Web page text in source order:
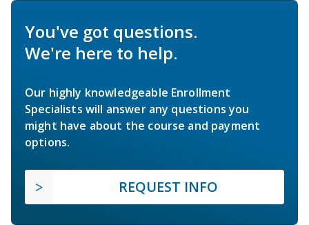
You've got questions.
We're here to help.
Our highly knowledgeable Enrollment
Specialists will answer any questions you
might have about the course and payment
options.
REQUEST INFO